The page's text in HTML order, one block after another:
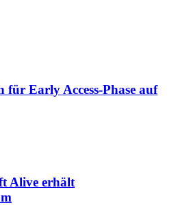
Early Access-Phase auf
Alive erhält